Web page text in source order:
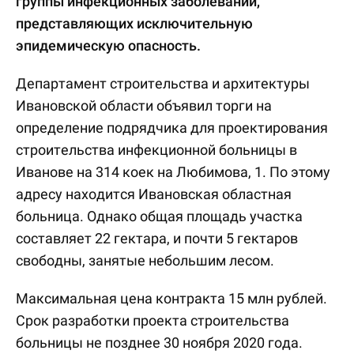
представляющих исключительную
эпидемическую опасность.
Департамент строительства и архитектуры
Ивановской области объявил торги на
определение подрядчика для проектирования
строительства инфекционной больницы в
Иванове на 314 коек на Любимова, 1. По этому
адресу находится Ивановская областная
больница. Однако общая площадь участка
составляет 22 гектара, и почти 5 гектаров
свободны, занятые небольшим лесом.
Максимальная цена контракта 15 млн рублей.
Срок разработки проекта строительства
больницы не позднее 30 ноября 2020 года.